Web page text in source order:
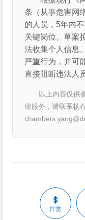
条（从事危害网
的人员，5年内
关键岗位。草案
法收集个人信息
严重行为，并可
直接阻断违法人
以上内容仅供
律服务，请联系杨
打赏